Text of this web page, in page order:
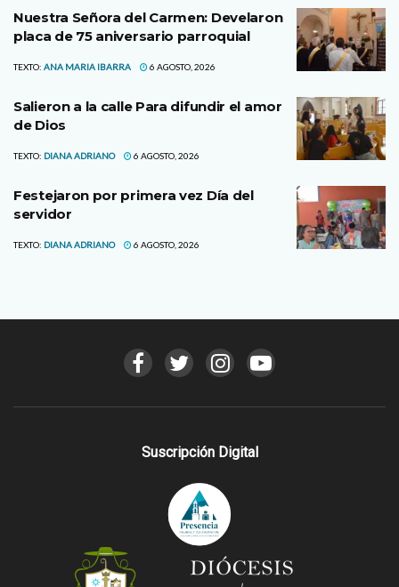
Nuestra Señora del Carmen: Develaron
placa de 75 aniversario parroquial
TEXTO: ANA MARIA IBARRA 6 AGOSTO, 2026
Salieron a la calle Para difundir el amor
de Dios
TEXTO: DIANA ADRIANO 6 AGOSTO, 2026
Festejaron por primera vez Día del
servidor
TEXTO: DIANA ADRIANO 6 AGOSTO, 2026
Suscripción Digital